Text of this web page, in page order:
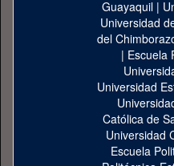
Guayaquil|
Universidad
del
| Escuela
Universidad
Católica de
Universidad
Escuela